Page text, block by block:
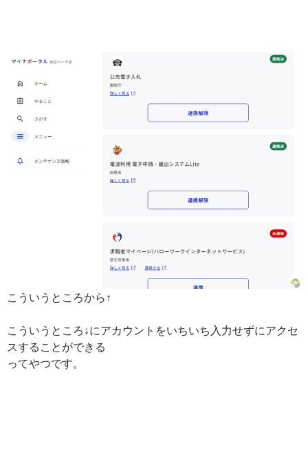
こういうところから↑
こういうところ↓にアカウントをいちいち入力せずにアクセ
スすることができる
ってやつです。